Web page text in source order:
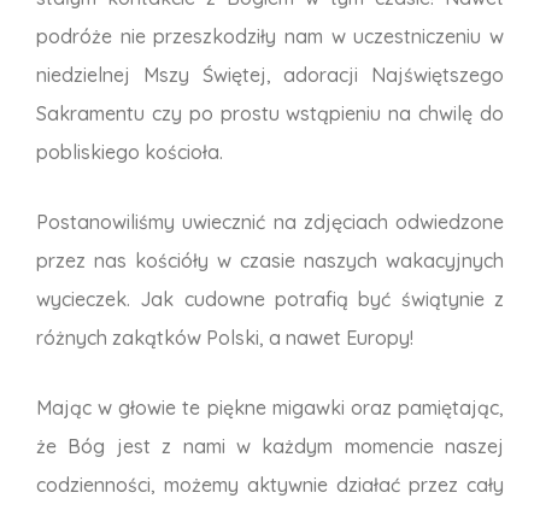
podróże nie przeszkodziły nam w uczestniczeniu w
niedzielnej Mszy Świętej, adoracji Najświętszego
Sakramentu czy po prostu wstąpieniu na chwilę do
pobliskiego kościoła.
Postanowiliśmy uwiecznić na zdjęciach odwiedzone
przez nas kościóły w czasie naszych wakacyjnych
wycieczek. Jak cudowne potrafią być świątynie z
różnych zakątków Polski, a nawet Europy!
Mając w głowie te piękne migawki oraz pamiętając,
że Bóg jest z nami w każdym momencie naszej
codzienności, możemy aktywnie działać przez cały